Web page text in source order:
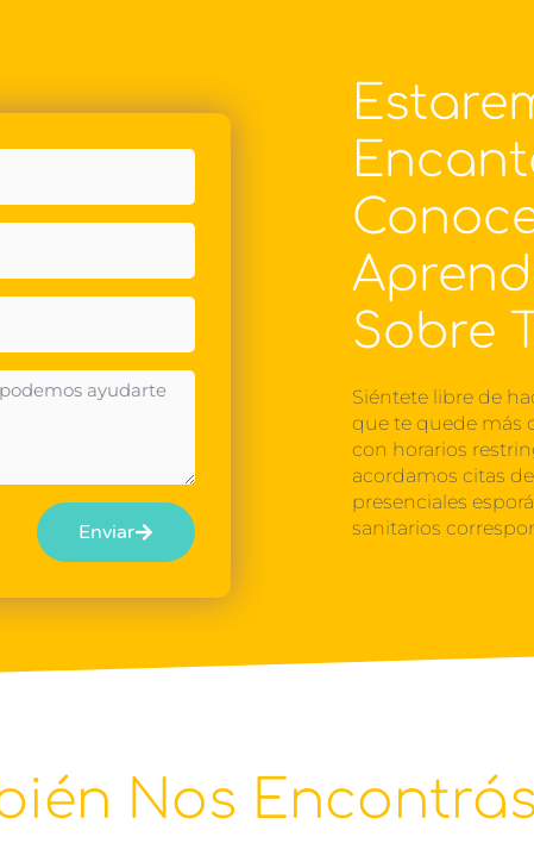
Enviar
Sobre
Siéntete libre de
que te quede más
con horarios
acordamos citas
presenciales
sanitarios
Nos Encontrás